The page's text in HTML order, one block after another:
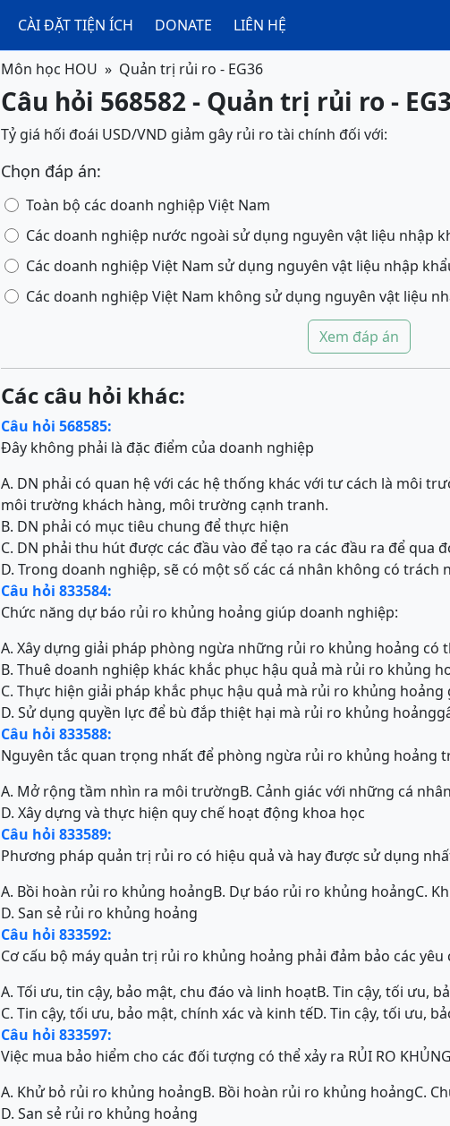
CÀI ĐẶT TIỆN ÍCH DONATE LIÊN HỆ
Môn học HOU Quản trị rủi ro - EG36
Câu hỏi 568582 - Quản trị rủi ro -
Tỷ giá hối đoái USD/VND giảm gây rủi ro tài chính đối với:
Chọn đáp án:
Toàn bộ các doanh nghiệp Việt Nam
Các doanh nghiệp nước ngoài sử dụng nguyên vật liệu nhập
Các doanh nghiệp Việt Nam sử dụng nguyên vật liệu nhập
Các doanh nghiệp Việt Nam không sử dụng nguyên vật liệu
Xem đáp án
Các câu hỏi khác:
Câu hỏi 568585:
Đây không phải là đặc điểm của doanh nghiệp
A. DN phải có quan hệ với các hệ thống khác với tư cách là môi
môi trường khách hàng, môi trường cạnh tranh.
B. DN phải có mục tiêu chung để thực hiện
C. DN phải thu hút được các đầu vào để tạo ra các đầu ra để qua
D. Trong doanh nghiệp, sẽ có một số các cá nhân không có trách
Câu hỏi 833584:
Chức năng dự báo rủi ro khủng hoảng giúp doanh nghiệp:
A. Xây dựng giải pháp phòng ngừa những rủi ro khủng hoảng có
B. Thuê doanh nghiệp khác khắc phục hậu quả mà rủi ro khủng
C. Thực hiện giải pháp khắc phục hậu quả mà rủi ro khủng
D. Sử dụng quyền lực để bù đắp thiệt hại mà rủi ro khủng
Câu hỏi 833588:
Nguyên tắc quan trọng nhất để phòng ngừa rủi ro khủng hoảng
A. Mở rộng tầm nhìn ra môi trườngB. Cảnh giác với những cá
D. Xây dựng và thực hiện quy chế hoạt động khoa học
Câu hỏi 833589:
Phương pháp quản trị rủi ro có hiệu quả và hay được sử dụng
A. Bồi hoàn rủi ro khủng hoảngB. Dự báo rủi ro khủng hoảngC.
D. San sẻ rủi ro khủng hoảng
Câu hỏi 833592:
Cơ cấu bộ máy quản trị rủi ro khủng hoảng phải đảm bảo các yêu
A. Tối ưu, tin cậy, bảo mật, chu đáo và linh hoạtB. Tin cậy, tối ưu,
C. Tin cậy, tối ưu, bảo mật, chính xác và kinh tếD. Tin cậy, tối ưu,
Câu hỏi 833597:
Việc mua bảo hiểm cho các đối tượng có thể xảy ra RỦI RO
A. Khử bỏ rủi ro khủng hoảngB. Bồi hoàn rủi ro khủng hoảngC.
D. San sẻ rủi ro khủng hoảng